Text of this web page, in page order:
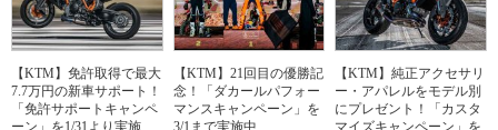
【KTM】免許取得で最大
7.7万円の新車サポート！
「免許サポートキャンペ
【KTM】21回目の優勝記
念！「ダカールパフォー
マンスキャンペーン」を
【KTM】純正アクセサリ
ー・アパレルをモデル別
にプレゼント！「カスタ